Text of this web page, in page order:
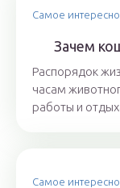
Самое
Зачем
Распорядок
часам
работы и
Самое